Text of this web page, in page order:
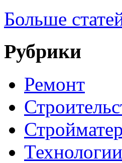
Больше
Рубрики
Ремонт
Технологии